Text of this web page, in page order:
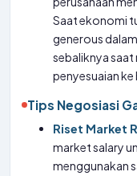
Saat ekonomi
generous
sebaliknya saat
penyesuaian ke
Tips Negosiasi
Riset Market
market salary
menggunakan